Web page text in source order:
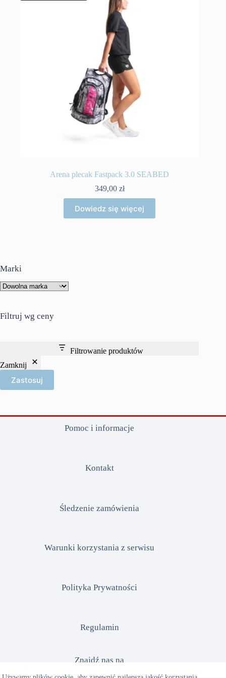
Arena plecak Fastpack 3.0 SEABED
349,00 zł
Dowiedz się więcej
Marki
Filtruj wg ceny
Filtrowanie produktów
Zamknij
Zastosuj
Pomoc i informacje
Kontakt
Śledzenie zamówienia
Warunki korzystania z serwisu
Polityka Prywatności
Regulamin
Znajdź nas na